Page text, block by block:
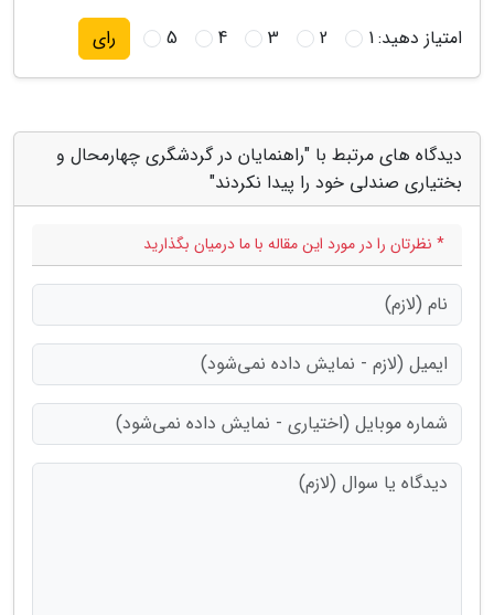
امتیاز دهید:1
2
3
4
5 رای
دیدگاه های مرتبط با "راهنمایان در گردشگری چهارمحال و
بختیاری صندلی خود را پیدا نکردند"
* نظرتان را در مورد این مقاله با ما درمیان بگذارید